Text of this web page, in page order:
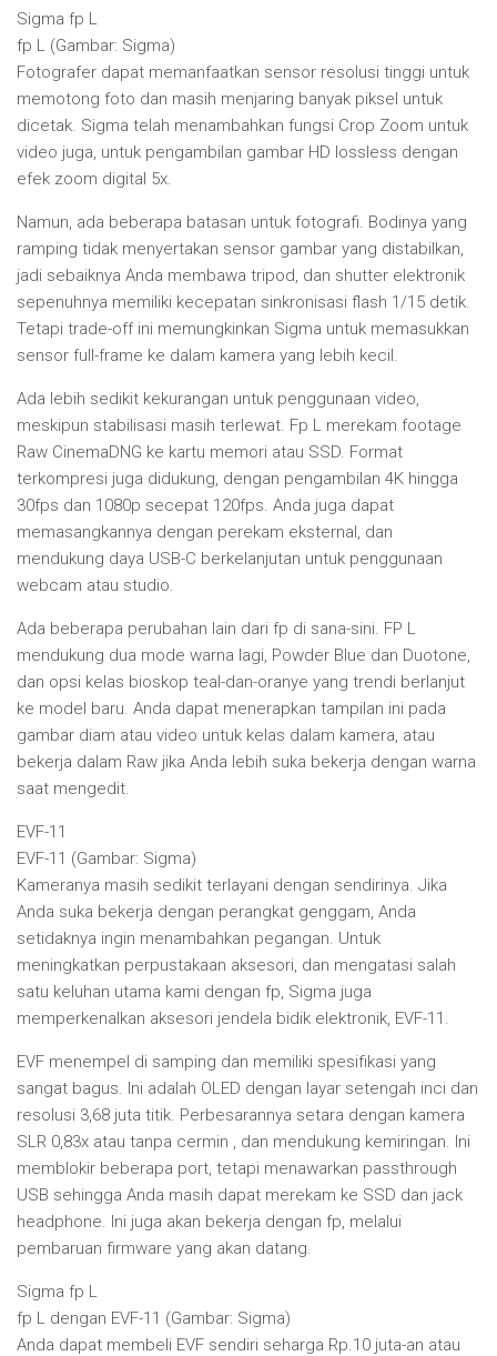
Sigma fp L
fp L (Gambar: Sigma)
Fotografer dapat memanfaatkan sensor resolusi tinggi untuk
memotong foto dan masih menjaring banyak piksel untuk
dicetak. Sigma telah menambahkan fungsi Crop Zoom untuk
video juga, untuk pengambilan gambar HD lossless dengan
efek zoom digital 5x.
Namun, ada beberapa batasan untuk fotografi. Bodinya yang
ramping tidak menyertakan sensor gambar yang distabilkan,
jadi sebaiknya Anda membawa tripod, dan shutter elektronik
sepenuhnya memiliki kecepatan sinkronisasi flash 1/15 detik.
Tetapi trade-off ini memungkinkan Sigma untuk memasukkan
sensor full-frame ke dalam kamera yang lebih kecil.
Ada lebih sedikit kekurangan untuk penggunaan video,
meskipun stabilisasi masih terlewat. Fp L merekam footage
Raw CinemaDNG ke kartu memori atau SSD. Format
terkompresi juga didukung, dengan pengambilan 4K hingga
30fps dan 1080p secepat 120fps. Anda juga dapat
memasangkannya dengan perekam eksternal, dan
mendukung daya USB-C berkelanjutan untuk penggunaan
webcam atau studio.
Ada beberapa perubahan lain dari fp di sana-sini. FP L
mendukung dua mode warna lagi, Powder Blue dan Duotone,
dan opsi kelas bioskop teal-dan-oranye yang trendi berlanjut
ke model baru. Anda dapat menerapkan tampilan ini pada
gambar diam atau video untuk kelas dalam kamera, atau
bekerja dalam Raw jika Anda lebih suka bekerja dengan warna
saat mengedit.
EVF-11
EVF-11 (Gambar: Sigma)
Kameranya masih sedikit terlayani dengan sendirinya. Jika
Anda suka bekerja dengan perangkat genggam, Anda
setidaknya ingin menambahkan pegangan. Untuk
meningkatkan perpustakaan aksesori, dan mengatasi salah
satu keluhan utama kami dengan fp, Sigma juga
memperkenalkan aksesori jendela bidik elektronik, EVF-11.
EVF menempel di samping dan memiliki spesifikasi yang
sangat bagus. Ini adalah OLED dengan layar setengah inci dan
resolusi 3,68 juta titik. Perbesarannya setara dengan kamera
SLR 0,83x atau tanpa cermin , dan mendukung kemiringan. Ini
memblokir beberapa port, tetapi menawarkan passthrough
USB sehingga Anda masih dapat merekam ke SSD dan jack
headphone. Ini juga akan bekerja dengan fp, melalui
pembaruan firmware yang akan datang.
Sigma fp L
fp L dengan EVF-11 (Gambar: Sigma)
Anda dapat membeli EVF sendiri seharga Rp.10 juta-an atau